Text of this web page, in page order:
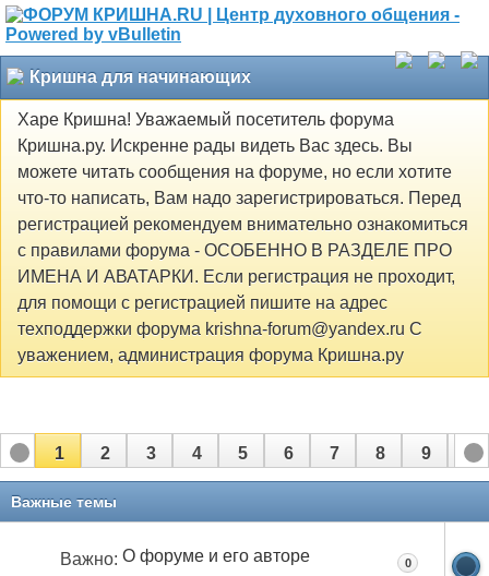
Кришна для начинающих
Харе Кришна! Уважаемый посетитель форума
Кришна.ру. Искренне рады видеть Вас здесь. Вы
можете читать сообщения на форуме, но если хотите
что-то написать, Вам надо зарегистрироваться. Перед
регистрацией рекомендуем внимательно ознакомиться
с правилами форума - ОСОБЕННО В РАЗДЕЛЕ ПРО
ИМЕНА И АВАТАРКИ. Если регистрация не проходит,
для помощи с регистрацией пишите на адрес
техподдержки форума krishna-forum@yandex.ru С
уважением, администрация форума Кришна.ру
1 2 3 4 5 6 7 8 9 10
11 12
Важные темы
Важно: О форуме и его авторе 0